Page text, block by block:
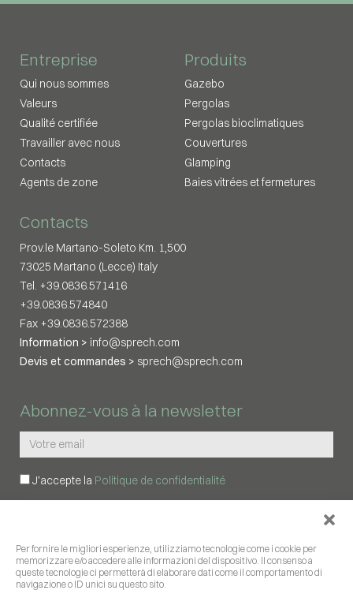
Per fornire le migliori esperienze, utilizziamo tecnologie come i cookie per
memorizzare e/o accedere alle informazioni del dispositivo. Il consenso a
queste tecnologie ci permetterà di elaborare dati come il comportamento di
navigazione o ID unici su questo sito.
Entreprise
Qui nous sommes
Valeurs
Qualité certifiée
Travailler avec nous
Contacts
Agents de zone
Produits
Gazebo
Pergolas
Pergolas bioclimatiques
Couvertures
Glamping
Baies vitrées et fermetures
Contacts
Prov.le Martano-Soleto Km. 1,500
73025 Martano (Lecce) Italy
Tel. +39.0836.571416
+39.0836.574840
Fax +39.0836.572388
Information > info@sprech.com
Devis et commandes > sprech@sprech.com
Abonnez-vous à la newsletter
J’accepte la Politique de confidentialité
SUIVEZ-NOUS